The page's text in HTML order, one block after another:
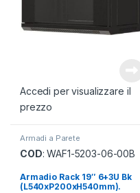
Accedi per visualizzare il
prezzo
Armadi a Parete
COD: WAF1-5203-06-00B
Armadio Rack 19″ 6+3U Bk
(L540xP200xH540mm).